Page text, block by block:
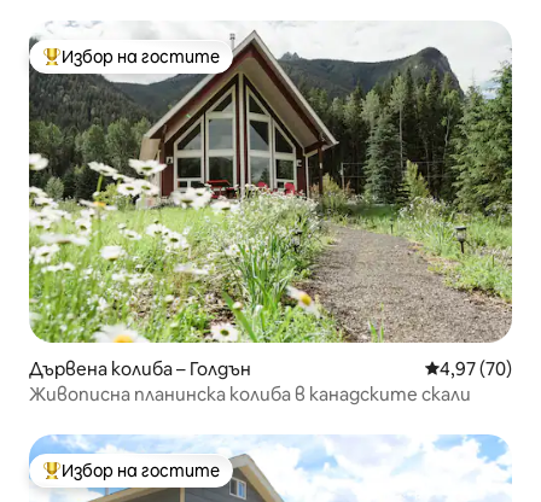
Най-популярен избор на гостите
Избор на гостите
Дървена колиба – Голдън Средна
4,97 (70)
Живописна планинска колиба в канадските скали
Най-популярен избор на гостите
Избор на гостите